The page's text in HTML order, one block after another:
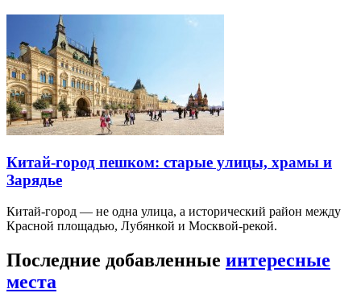
Китай-город пешком: старые улицы, храмы и
Зарядье
Китай-город — не одна улица, а исторический район между
Красной площадью, Лубянкой и Москвой-рекой.
Последние добавленные интересные
места